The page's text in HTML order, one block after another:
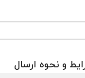
و نحوه ارسال